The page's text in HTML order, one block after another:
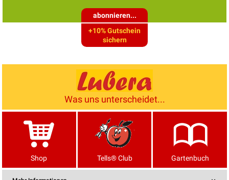
abonnieren...
+10% Gutschein
sichern
Was uns unterscheidet...
Shop Tells® Club Gartenbuch